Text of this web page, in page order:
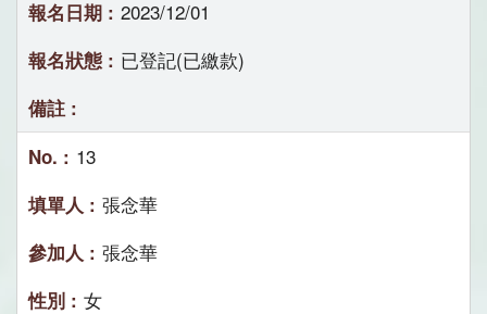
2023/12/01
已登記(已繳款)
13
張念華
張念華
女